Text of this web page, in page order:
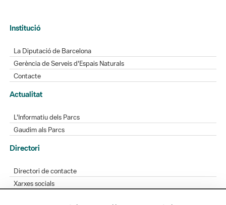
Institució
La Diputació de Barcelona
Gerència de Serveis d'Espais Naturals
Contacte
Actualitat
L'Informatiu dels Parcs
Gaudim als Parcs
Directori
Directori de contacte
Xarxes socials